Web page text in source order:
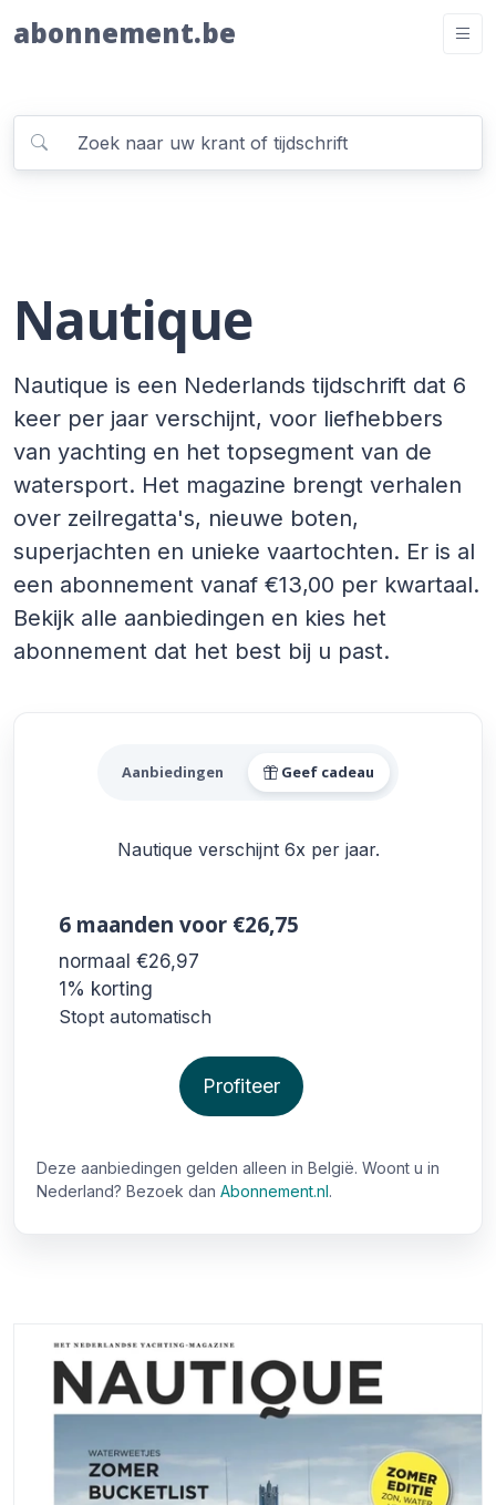
abonnement.be
Nautique
Nautique is een Nederlands tijdschrift dat 6
keer per jaar verschijnt, voor liefhebbers
van yachting en het topsegment van de
watersport. Het magazine brengt verhalen
over zeilregatta's, nieuwe boten,
superjachten en unieke vaartochten. Er is al
een abonnement vanaf €13,00 per kwartaal.
Bekijk alle aanbiedingen en kies het
abonnement dat het best bij u past.
Alle Nautique
Aanbiedingen Geef cadeau
Nautique verschijnt 6x per jaar.
6 maanden voor €26,75
normaal €26,97
1% korting
Stopt automatisch
Profiteer
Deze aanbiedingen gelden alleen in België. Woont u in
Nederland? Bezoek dan Abonnement.nl.